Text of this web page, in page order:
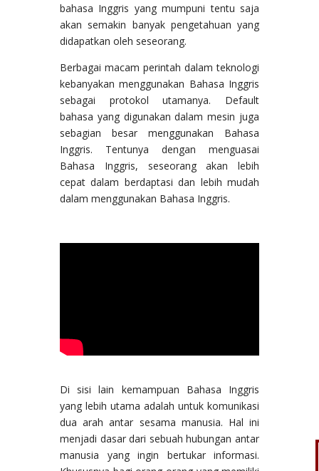
bahasa Inggris yang mumpuni tentu saja
akan semakin banyak pengetahuan yang
didapatkan oleh seseorang.
Berbagai macam perintah dalam teknologi
kebanyakan menggunakan Bahasa Inggris
sebagai protokol utamanya. Default
bahasa yang digunakan dalam mesin juga
sebagian besar menggunakan Bahasa
Inggris. Tentunya dengan menguasai
Bahasa Inggris, seseorang akan lebih
cepat dalam berdaptasi dan lebih mudah
dalam menggunakan Bahasa Inggris.
Di sisi lain kemampuan Bahasa Inggris
yang lebih utama adalah untuk komunikasi
dua arah antar sesama manusia. Hal ini
menjadi dasar dari sebuah hubungan antar
manusia yang ingin bertukar informasi.